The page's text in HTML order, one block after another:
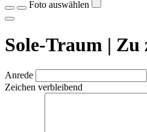
Foto auswählen
Sole-Traum | Zu
Anrede
Zeichen verbleibend